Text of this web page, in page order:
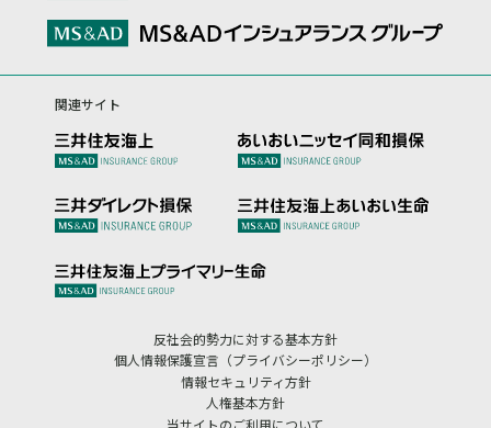
関連サイト
反社会的勢力に対する基本方針
個人情報保護宣言（プライバシーポリシー）
情報セキュリティ方針
人権基本方針
当サイトのご利用について